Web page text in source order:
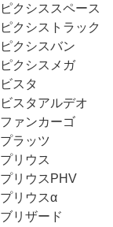
ピクシススペース
ピクシストラック
ピクシスバン
ピクシスメガ
ビスタ
ビスタアルデオ
ファンカーゴ
プラッツ
プリウス
プリウスPHV
プリウスα
ブリザード